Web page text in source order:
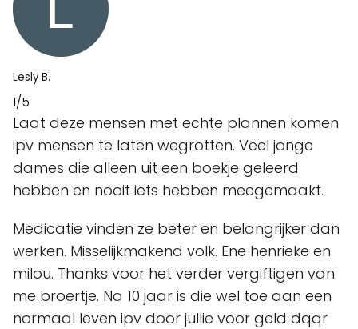
Lesly B.
1/5
Laat deze mensen met echte plannen komen
ipv mensen te laten wegrotten. Veel jonge
dames die alleen uit een boekje geleerd
hebben en nooit iets hebben meegemaakt.
Medicatie vinden ze beter en belangrijker dan
werken. Misselijkmakend volk. Ene henrieke en
milou. Thanks voor het verder vergiftigen van
me broertje. Na 10 jaar is die wel toe aan een
normaal leven ipv door jullie voor geld dqqr